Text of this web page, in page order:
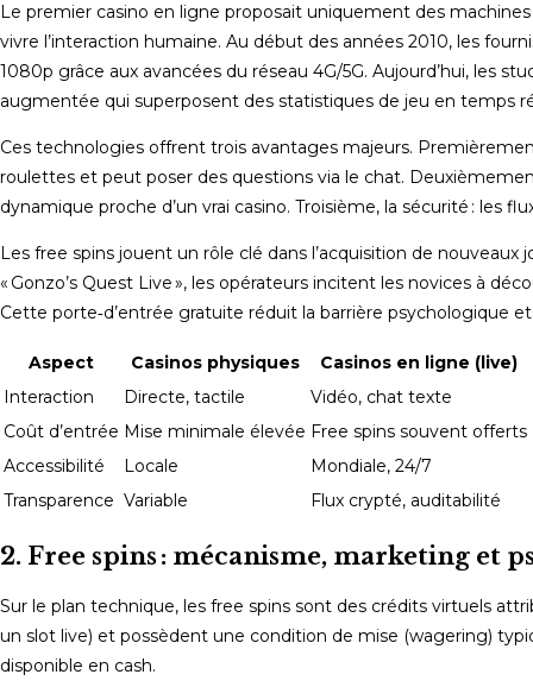
Le premier casino en ligne proposait uniquement des
vivre l’interaction humaine. Au début des années 2010, les
1080p grâce aux avancées du réseau 4G/5G. Aujourd’hui, les
augmentée qui superposent des statistiques de jeu en temps
Ces technologies offrent trois avantages majeurs.
roulettes et peut poser des questions via le chat.
dynamique proche d’un vrai casino. Troisième, la sécurité : les
Les free spins jouent un rôle clé dans l’acquisition de
« Gonzo’s Quest Live », les opérateurs incitent les novices à
Cette porte‑d’entrée gratuite réduit la barrière psychologique
Aspect Casinos physiques
Casinos en ligne (live)
Interaction
Directe, tactile
Vidéo, chat texte
Coût d’entrée Mise minimale élevée Free spins souvent offerts
Accessibilité
Locale
Mondiale, 24/7
Transparence Variable Flux crypté, auditabilité
2. Free spins : mécanisme, marketing et
Sur le plan technique, les free spins sont des crédits virtuels
un slot live) et possèdent une condition de mise (wagering)
disponible en cash.